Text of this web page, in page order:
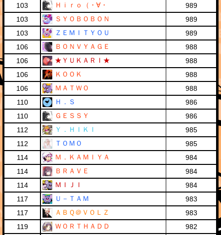
103
Ｈｉｒｏ（・∀・
989
103
ＳＹＯＢＯＢＯＮ
989
103
ＺＥＭＩＴＹＯＵ
989
106
ＢＯＮＶＹＡＧＥ
988
106
★ＹＵＫＡＲＩ★
988
106
ＫＯＯＫ
988
106
ＭＡＴＷＯ
988
110
Ｈ．Ｓ
986
110
ＧＥＳＳＹ
986
112
Ｙ．ＨＩＫＩ
985
112
ＴＯＭＯ
985
114
Ｍ．ＫＡＭＩＹＡ
984
114
ＢＲＡＶＥ
984
114
ＭＩＪＩ
984
117
Ｕ－ＴＡＭ
983
117
ＡＢＱ＠ＶＯＬＺ
983
119
ＷＯＲＴＨＡＤＤ
982